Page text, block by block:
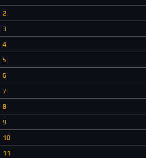
2
3
4
5
6
7
8
9
10
11